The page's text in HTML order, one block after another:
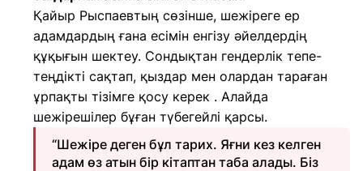
Қайыр Рыспаевтың сөзінше, шежіреге ер
адамдардың ғана есімін енгізу әйелдердің
құқығын шектеу. Сондықтан гендерлік тепе-
теңдікті сақтап, қыздар мен олардан тараған
ұрпақты тізімге қосу керек . Алайда
шежірешілер бұған түбегейлі қарсы.
“Шежіре деген бұл тарих. Яғни кез келген
адам өз атын бір кітаптан таба алады. Біз